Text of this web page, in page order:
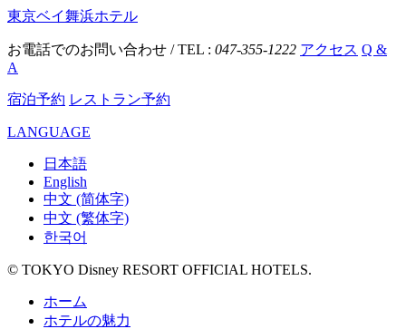
東京ベイ舞浜ホテル
お電話でのお問い合わせ / TEL : 047-355-1222 アクセス Q &
A
宿泊予約 レストラン予約
LANGUAGE
日本語
English
中文 (简体字)
中文 (繁体字)
한국어
© TOKYO Disney RESORT OFFICIAL HOTELS.
ホーム
ホテルの魅力